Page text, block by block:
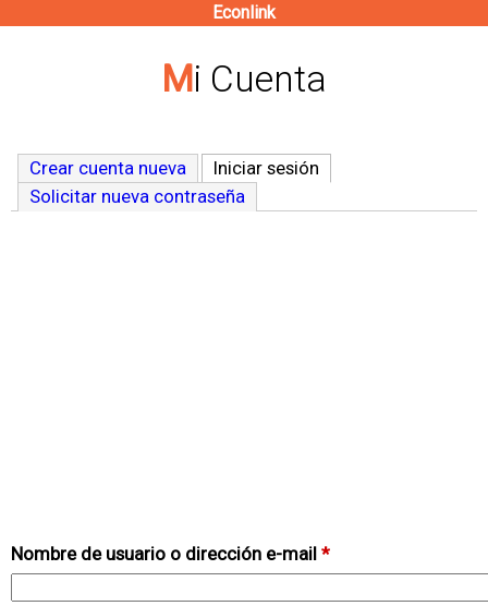
contenido
Econlink
Mi Cuenta
Crear cuenta nueva Iniciar sesión
Solicitar nueva contraseña
Nombre de usuario o dirección e-mail *